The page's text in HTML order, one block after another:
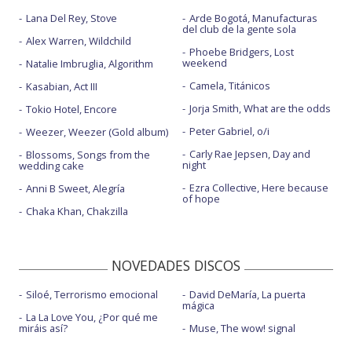
Lana Del Rey, Stove
Alex Warren, Wildchild
Natalie Imbruglia, Algorithm
Kasabian, Act III
Tokio Hotel, Encore
Weezer, Weezer (Gold album)
Blossoms, Songs from the
wedding cake
Anni B Sweet, Alegría
Chaka Khan, Chakzilla
Arde Bogotá, Manufacturas
del club de la gente sola
Phoebe Bridgers, Lost
weekend
Camela, Titánicos
Jorja Smith, What are the odds
Peter Gabriel, o/i
Carly Rae Jepsen, Day and
night
Ezra Collective, Here because
of hope
NOVEDADES DISCOS
Siloé, Terrorismo emocional
La La Love You, ¿Por qué me
miráis así?
David DeMaría, La puerta
mágica
Muse, The wow! signal